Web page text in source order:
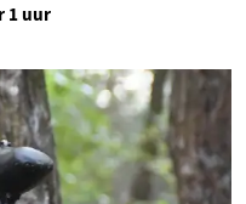
1 uur